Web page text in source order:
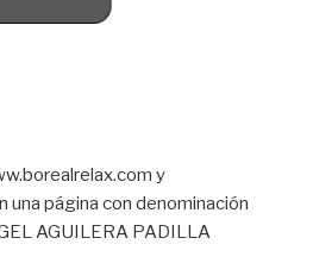
y
una página con denominación
AGUILERA PADILLA